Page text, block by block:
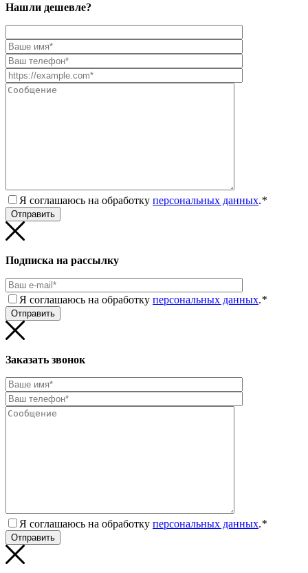
Нашли дешевле?
Я соглашаюсь на обработку персональных данных.*
Подписка на рассылку
Я соглашаюсь на обработку персональных данных.*
Заказать звонок
Я соглашаюсь на обработку персональных данных.*